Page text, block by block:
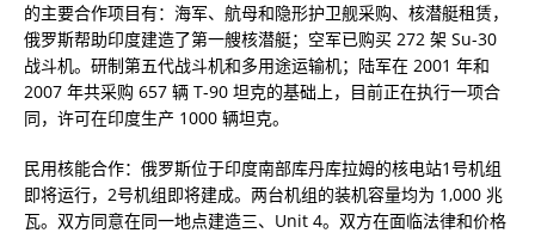
的主要合作项目有：海军、航母和隐形护卫舰采购、核潜艇租赁，
俄罗斯帮助印度建造了第一艘核潜艇；空军已购买 272 架 Su-30
战斗机。研制第五代战斗机和多用途运输机；陆军在 2001 年和
2007 年共采购 657 辆 T-90 坦克的基础上，目前正在执行一项合
同，许可在印度生产 1000 辆坦克。
民用核能合作：俄罗斯位于印度南部库丹库拉姆的核电站1号机组
即将运行，2号机组即将建成。两台机组的装机容量均为 1,000 兆
瓦。双方同意在同一地点建造三、Unit 4。双方在面临法律和价格